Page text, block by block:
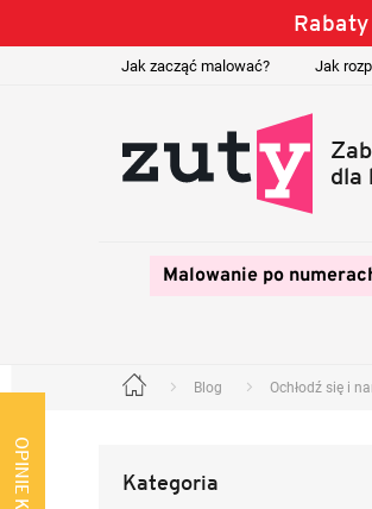
Jak zacząć malować? Jak
Malowanie po
Home Blog Ochłodź się i
kategorie
Kategoria